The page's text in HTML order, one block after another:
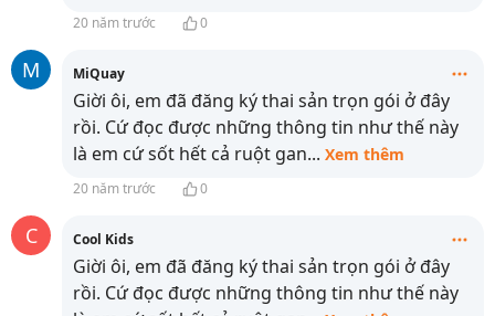
20 năm trước 0
M MiQuay
Giời ôi, em đã đăng ký thai sản trọn gói ở đây
rồi. Cứ đọc được những thông tin như thế này
là em cứ sốt hết cả ruột gan... Xem thêm
20 năm trước 0
C Cool Kids
Giời ôi, em đã đăng ký thai sản trọn gói ở đây
rồi. Cứ đọc được những thông tin như thế này